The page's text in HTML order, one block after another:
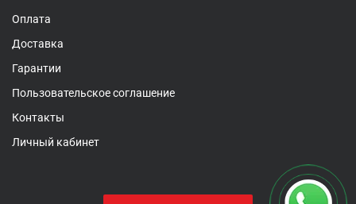
Оплата
Доставка
Гарантии
Пользовательское соглашение
Контакты
Личный кабинет